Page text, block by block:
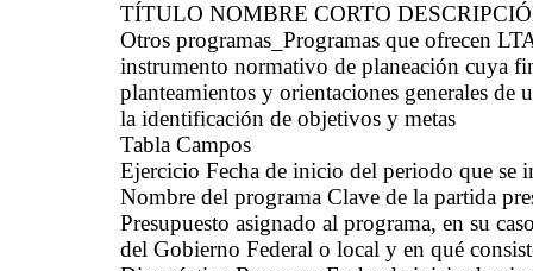
TÍTULO NOMBRE CORTO
Otros programas_Programas que ofrecen
instrumento normativo de planeación cuya
planteamientos y orientaciones generales
la identificación de objetivos y metas
Tabla Campos
Ejercicio Fecha de inicio del periodo que se
Nombre del programa Clave de la partida
Presupuesto asignado al programa, en su
del Gobierno Federal o local y en qué